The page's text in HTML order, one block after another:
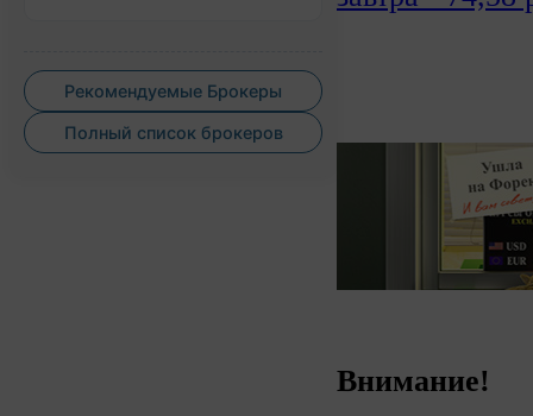
Рекомендуемые Брокеры
Полный список брокеров
Внимание!